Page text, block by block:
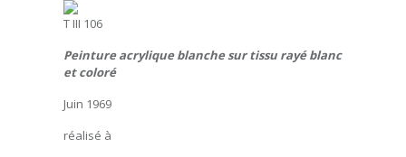
T III 106
Peinture acrylique blanche sur tissu rayé blanc
et coloré
Juin 1969
réalisé à